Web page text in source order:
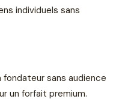
individuels sans
fondateur sans audience
un forfait premium.